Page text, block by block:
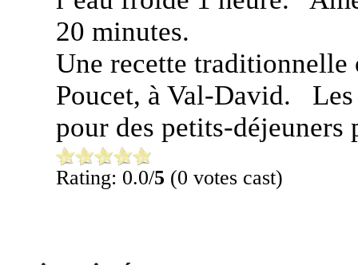
20 minutes.
Une recette
Poucet, à Val-David. Les
pour des petits-déjeuners
Rating: 0.0/5 (0 votes cast)